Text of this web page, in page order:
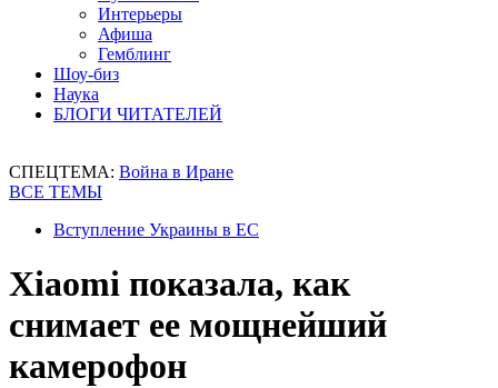
Интерьеры
Афиша
Гемблинг
Шоу-биз
Наука
БЛОГИ ЧИТАТЕЛЕЙ
СПЕЦТЕМА: Война в Иране
ВСЕ ТЕМЫ
Вступление Украины в ЕС
Xiaomi показала, как
снимает ее мощнейший
камерофон